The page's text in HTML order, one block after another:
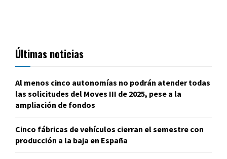
Últimas noticias
Al menos cinco autonomías no podrán atender todas
las solicitudes del Moves III de 2025, pese a la
ampliación de fondos
Cinco fábricas de vehículos cierran el semestre con
producción a la baja en España